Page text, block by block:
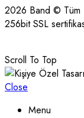
2026 Band © Tüm
256bit SSL
Scroll To Top
Close
Menu